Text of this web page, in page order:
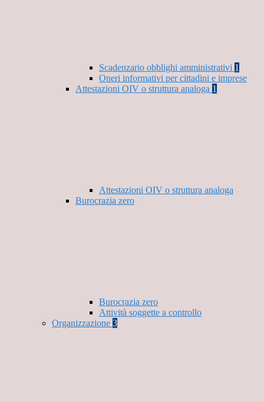
Scadenzario obblighi amministrativi 1
Oneri informativi per cittadini e imprese
Attestazioni OIV o struttura analoga 1
Attestazioni OIV o struttura analoga
Burocrazia zero
Burocrazia zero
Attività soggette a controllo
Organizzazione 3